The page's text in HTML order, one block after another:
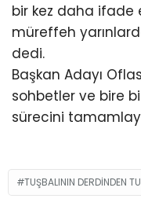
bir kez daha ifade
müreffeh
dedi.
Başkan Adayı
sohbetler ve bire
sürecini
TUŞBALININ DERDİNDEN